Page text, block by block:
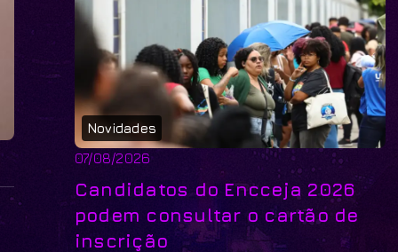
Novidades
07/08/2026
Candidatos do Encceja 2026
podem consultar o cartão de
inscrição